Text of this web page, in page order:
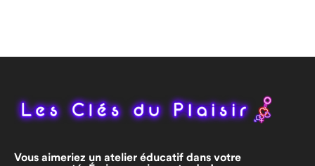
Vous aimeriez un atelier éducatif dans votre